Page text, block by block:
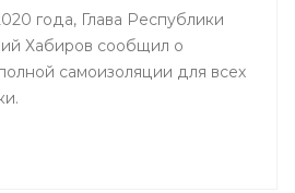
года, Глава Республики
Хабиров сообщил о
самоизоляции для всех